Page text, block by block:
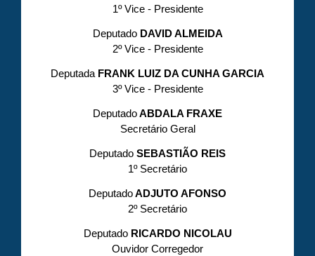
1º Vice - Presidente
DeputadoDAVID ALMEIDA
2º Vice - Presidente
Deputada FRANK LUIZ DA CUNHA GARCIA
3º Vice - Presidente
DeputadoABDALA FRAXE
Secretário Geral
Deputado SEBASTIÃO REIS
1º Secretário
DeputadoADJUTO AFONSO
2º Secretário
DeputadoRICARDO NICOLAU
Ouvidor Corregedor